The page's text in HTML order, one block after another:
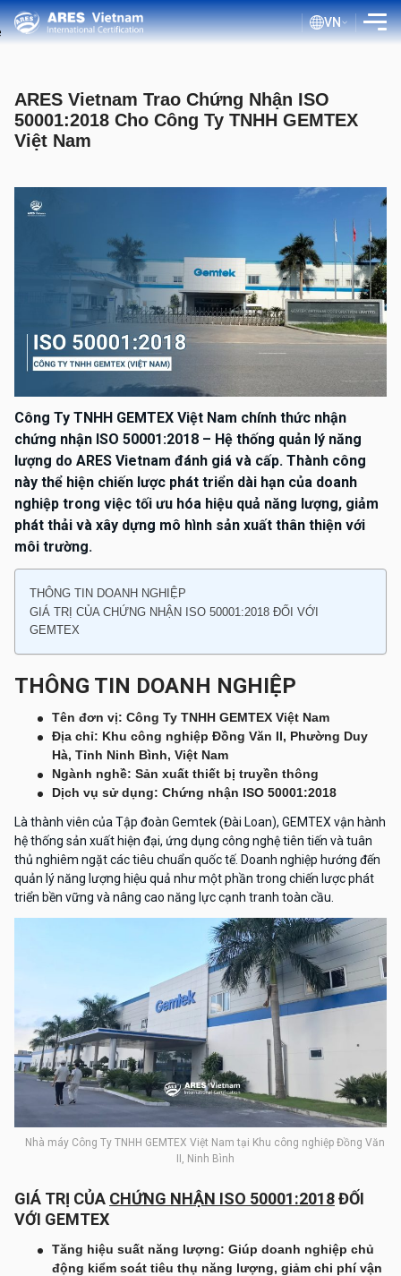
DỊCH VỤ
KHÁCH HÀNG
TRA CỨU CHỨNG NHẬN
VN
ARES Vietnam Trao Chứng Nhận ISO
50001:2018 Cho Công Ty TNHH GEMTEX
Việt Nam
Công Ty TNHH GEMTEX Việt Nam chính thức nhận
chứng nhận ISO 50001:2018 – Hệ thống quản lý năng
lượng do ARES Vietnam đánh giá và cấp. Thành công
này thể hiện chiến lược phát triển dài hạn của doanh
nghiệp trong việc tối ưu hóa hiệu quả năng lượng, giảm
phát thải và xây dựng mô hình sản xuất thân thiện với
môi trường.
THÔNG TIN DOANH NGHIỆP
GIÁ TRỊ CỦA CHỨNG NHẬN ISO 50001:2018 ĐỐI VỚI
GEMTEX
THÔNG TIN DOANH NGHIỆP
Tên đơn vị: Công Ty TNHH GEMTEX Việt Nam
Địa chỉ: Khu công nghiệp Đồng Văn II, Phường Duy
Hà, Tỉnh Ninh Bình, Việt Nam
Ngành nghề: Sản xuất thiết bị truyền thông
Dịch vụ sử dụng: Chứng nhận ISO 50001:2018
Là thành viên của Tập đoàn Gemtek (Đài Loan), GEMTEX vận hành
hệ thống sản xuất hiện đại, ứng dụng công nghệ tiên tiến và tuân
thủ nghiêm ngặt các tiêu chuẩn quốc tế. Doanh nghiệp hướng đến
quản lý năng lượng hiệu quả như một phần trong chiến lược phát
triển bền vững và nâng cao năng lực cạnh tranh toàn cầu.
Nhà máy Công Ty TNHH GEMTEX Việt Nam tại Khu công nghiệp Đồng Văn
II, Ninh Bình
GIÁ TRỊ CỦA CHỨNG NHẬN ISO 50001:2018ĐỐI
VỚI GEMTEX
Tăng hiệu suất năng lượng: Giúp doanh nghiệp chủ
động kiểm soát tiêu thụ năng lượng, giảm chi phí vận